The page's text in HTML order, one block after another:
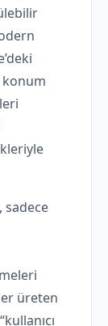
konum
sadece
üreten